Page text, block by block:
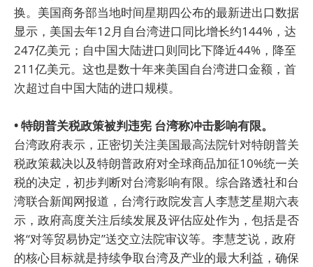
换。美国商务部当地时间星期四公布的最新进出口数据
显示，美国去年12月自台湾进口同比增长约144%，达
247亿美元；自中国大陆进口则同比下降近44%，降至
211亿美元。这也是数十年来美国自台湾进口金额，首
次超过自中国大陆的进口规模。
• 特朗普关税政策被判违宪 台湾称冲击影响有限。
台湾政府表示，正密切关注美国最高法院针对特朗普关
税政策裁决以及特朗普政府对全球商品加征10%统一关
税的决定，初步判断对台湾影响有限。综合路透社和台
湾联合新闻网报道，台湾行政院发言人李慧芝星期六表
示，政府高度关注后续发展及评估应处作为，包括是否
将“对等贸易协定”送交立法院审议等。李慧芝说，政府
的核心目标就是持续争取台湾及产业的最大利益，确保